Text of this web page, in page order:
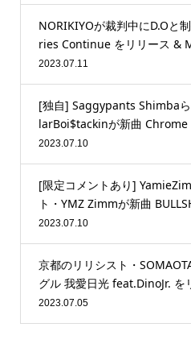
NORIKIYOが裁判中にD.Oと
ries Continue をリリース &
2023.07.11
[独自] Saggypants Shimba
larBoi$tackinが新曲 Chrome
2023.07.10
[限定コメントあり]
ト・YMZ Zimmが新曲
2023.07.10
京都のリリシスト・
グル 我愛日光 feat.DinoJr. を
2023.07.05